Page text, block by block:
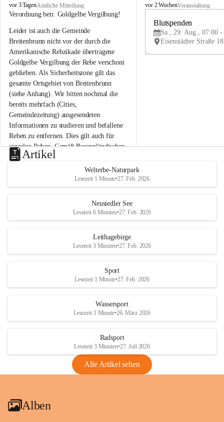
B
r
i
t
e
n
b
r
u
n
n
a
m
N
e
u
s
d
S
vor 3 TagenAmtliche Mitteilung
Verordnung betr. Goldgelbe Vergilbung!
Leider ist auch die Gemeinde
Breitenbrunn nicht vor der durch die
Amerikanische Rebzikade übertragene
Goldgelbe Vergilbung der Rebe verschont
geblieben. Als Sicherheitszone gilt das
gesamte Ortsgebiet von Breitenbrunn
(siehe Anhang). Wir bitten nochmal die
bereits mehrfach (Cities,
Gemeindezeitung) ausgesendeten
Informationen zu studieren und befallene
Reben zu entfernen. Dies gilt auch für
einzelne Reben. Gemäß Burgenländischen
Weinbaugesetz sind nicht gepflegte oder
unzulässige Weingärten zu roden! Bitte
helfen wir zusammen um unsere Winzer
vor den prognostizierten Ernteausfällen
und den daraus folgenden wirtschaftlichen
Maßnahmen zur Bekämpfung
Rebe und der Amerikanischen
Anhang VBl. EU Nr. 18
1 Seite•1,4 MB
VBl. EU Nr. 18_2026
B
e
u
e
d
r
S
vor 2 WochenVeranstaltung
Blutspenden
Sa., 29. Aug., 07:00 -
Artikel
Welterbe-Naturpark
Lesezeit 1 Minute•27. Feb. 2026
Neusiedler See
Lesezeit 6 Minuten•27. Feb. 2026
Leithagebirge
Lesezeit 3 Minuten•27. Feb. 2026
Sport
Lesezeit 1 Minute•27. Feb. 2026
Wassersport
Lesezeit 1 Minute•26. März 2026
Radsport
Lesezeit 3 Minuten•27. Juli 2026
Alle Artikel sehen
Alben